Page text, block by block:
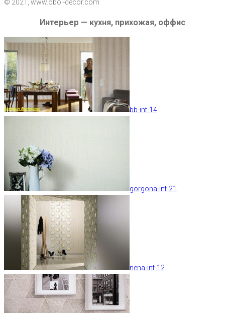
© 2021, www.oboi-decor.com
Интерьер — кухня, прихожая, оффис
bb-int-14
gorgona-int-21
nena-int-12